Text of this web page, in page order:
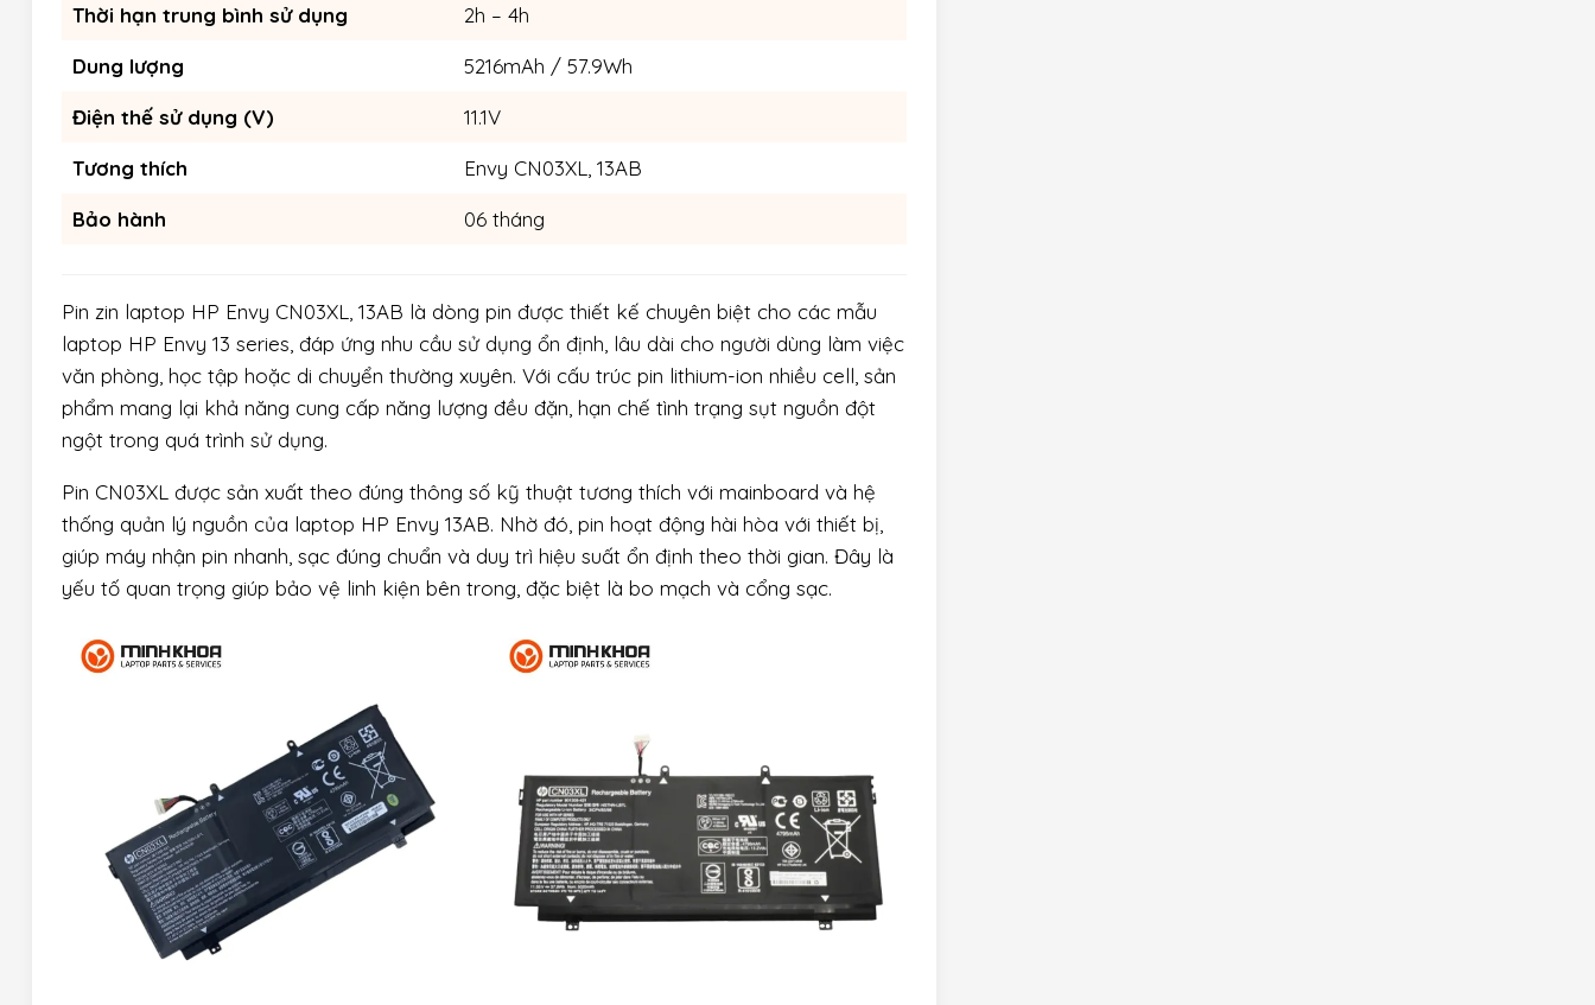
Thời hạn trung bình sử dụng 2h – 4h
Dung lượng 5216mAh / 57.9Wh
Điện thế sử dụng (V) 11.1V
Tương thích Envy CN03XL, 13AB
Bảo hành 06 tháng
Pin zin laptop HP Envy CN03XL, 13AB là dòng pin được thiết kế chuyên biệt cho các mẫu
laptop HP Envy 13 series, đáp ứng nhu cầu sử dụng ổn định, lâu dài cho người dùng làm việc
văn phòng, học tập hoặc di chuyển thường xuyên. Với cấu trúc pin lithium-ion nhiều cell, sản
phẩm mang lại khả năng cung cấp năng lượng đều đặn, hạn chế tình trạng sụt nguồn đột
ngột trong quá trình sử dụng.
Pin CN03XL được sản xuất theo đúng thông số kỹ thuật tương thích với mainboard và hệ
thống quản lý nguồn của laptop HP Envy 13AB. Nhờ đó, pin hoạt động hài hòa với thiết bị,
giúp máy nhận pin nhanh, sạc đúng chuẩn và duy trì hiệu suất ổn định theo thời gian. Đây là
yếu tố quan trọng giúp bảo vệ linh kiện bên trong, đặc biệt là bo mạch và cổng sạc.